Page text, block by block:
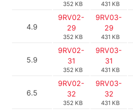
352 KB 431 KB
4.9
9RV02-
29
352 KB
9RV03-
29
431 KB
5.9
9RV02-
31
352 KB
9RV03-
31
431 KB
6.5
9RV02-
32
352 KB
9RV03-
32
431 KB